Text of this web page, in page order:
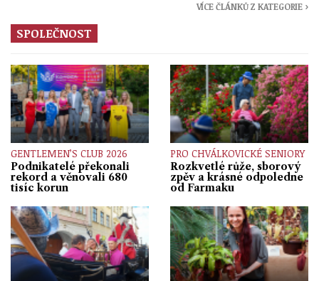
VÍCE ČLÁNKŮ Z KATEGORIE ›
SPOLEČNOST
GENTLEMEN’S CLUB 2026
Podnikatelé překonali
rekord a věnovali 680
tisíc korun
PRO CHVÁLKOVICKÉ SENIORY
Rozkvetlé růže, sborový
zpěv a krásné odpoledne
od Farmaku